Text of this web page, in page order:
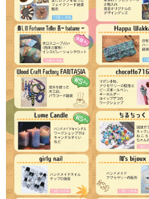
館内のご案内
アクセス
よくある質問